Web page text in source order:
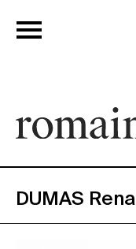
DUMAS Rena